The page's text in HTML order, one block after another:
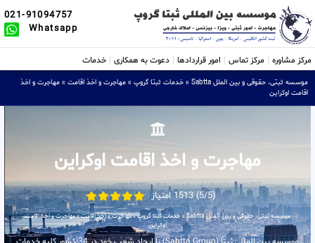
021-91094757
Whatsapp
مرکز مشاوره مرکز تماس امور قراردادها دعوت به همکاری خدمات
موسسه ثبتی، حقوقی و بین الملل Sabtta » خدمات ثبتا گروپ » مهاجرت و اخذ اقامت » مهاجرت و اخذ
اقامت اوکراین
مهاجرت و اخذ اقامت اوکراین
(5/5) 1513 امتیاز
موسسه ثبتی، حقوقی و بین الملل Sabtta »خدمات ثبتا گروپ»مهاجرت و اخذ اقامت»مهاجرت و اخذ اقامت
اوکراین